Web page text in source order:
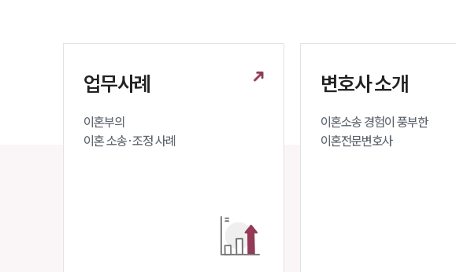
업무사례
이혼부의
이혼 소송·조정 사례
변호사 소개
이혼소송 경험이 풍부한
이혼전문변호사